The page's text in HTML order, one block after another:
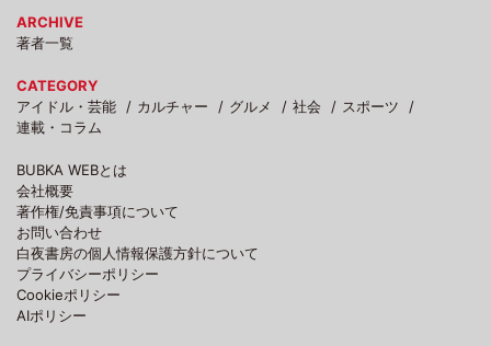
ARCHIVE
著者一覧
CATEGORY
アイドル・芸能
カルチャー グルメ 社会
スポーツ
連載・コラム
BUBKA WEBとは
会社概要
著作権/免責事項について
お問い合わせ
白夜書房の個人情報保護方針について
プライバシーポリシー
Cookieポリシー
AIポリシー